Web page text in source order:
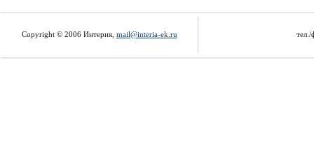
Copyright © 2006 Интерия, mail@interia-ek.ru